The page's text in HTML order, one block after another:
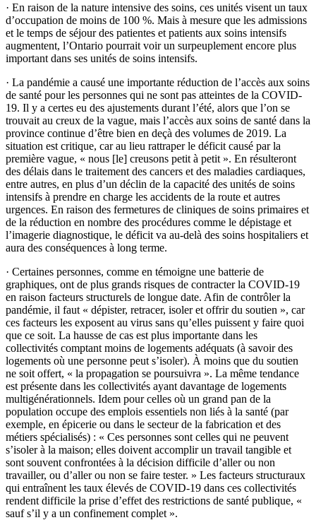
· En raison de la nature intensive des soins, ces unités visent un taux
d’occupation de moins de 100 %. Mais à mesure que les admissions
et le temps de séjour des patientes et patients aux soins intensifs
augmentent, l’Ontario pourrait voir un surpeuplement encore plus
important dans ses unités de soins intensifs.
· La pandémie a causé une importante réduction de l’accès aux soins
de santé pour les personnes qui ne sont pas atteintes de la COVID-
19. Il y a certes eu des ajustements durant l’été, alors que l’on se
trouvait au creux de la vague, mais l’accès aux soins de santé dans la
province continue d’être bien en deçà des volumes de 2019. La
situation est critique, car au lieu rattraper le déficit causé par la
première vague, « nous [le] creusons petit à petit ». En résulteront
des délais dans le traitement des cancers et des maladies cardiaques,
entre autres, en plus d’un déclin de la capacité des unités de soins
intensifs à prendre en charge les accidents de la route et autres
urgences. En raison des fermetures de cliniques de soins primaires et
de la réduction en nombre des procédures comme le dépistage et
l’imagerie diagnostique, le déficit va au-delà des soins hospitaliers et
aura des conséquences à long terme.
· Certaines personnes, comme en témoigne une batterie de
graphiques, ont de plus grands risques de contracter la COVID-19
en raison facteurs structurels de longue date. Afin de contrôler la
pandémie, il faut « dépister, retracer, isoler et offrir du soutien », car
ces facteurs les exposent au virus sans qu’elles puissent y faire quoi
que ce soit. La hausse de cas est plus importante dans les
collectivités comptant moins de logements adéquats (à savoir des
logements où une personne peut s’isoler). À moins que du soutien
ne soit offert, « la propagation se poursuivra ». La même tendance
est présente dans les collectivités ayant davantage de logements
multigénérationnels. Idem pour celles où un grand pan de la
population occupe des emplois essentiels non liés à la santé (par
exemple, en épicerie ou dans le secteur de la fabrication et des
métiers spécialisés) : « Ces personnes sont celles qui ne peuvent
s’isoler à la maison; elles doivent accomplir un travail tangible et
sont souvent confrontées à la décision difficile d’aller ou non
travailler, ou d’aller ou non se faire tester. » Les facteurs structuraux
qui entraînent les taux élevés de COVID-19 dans ces collectivités
rendent difficile la prise d’effet des restrictions de santé publique, «
sauf s’il y a un confinement complet ».